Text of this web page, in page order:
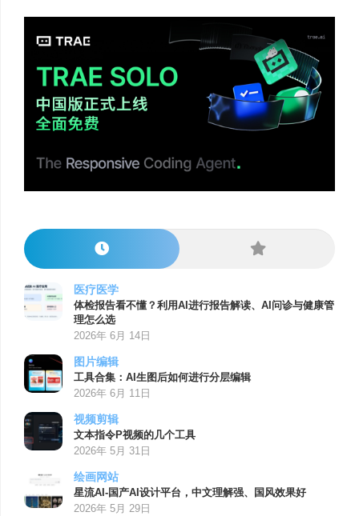
医疗医学
体检报告看不懂？利用AI进行报告解读、AI问诊与健康管
理怎么选
2026年 6月 14日
图片编辑
工具合集：AI生图后如何进行分层编辑
2026年 6月 11日
视频剪辑
文本指令P视频的几个工具
2026年 5月 31日
绘画网站
星流AI-国产AI设计平台，中文理解强、国风效果好
2026年 5月 29日